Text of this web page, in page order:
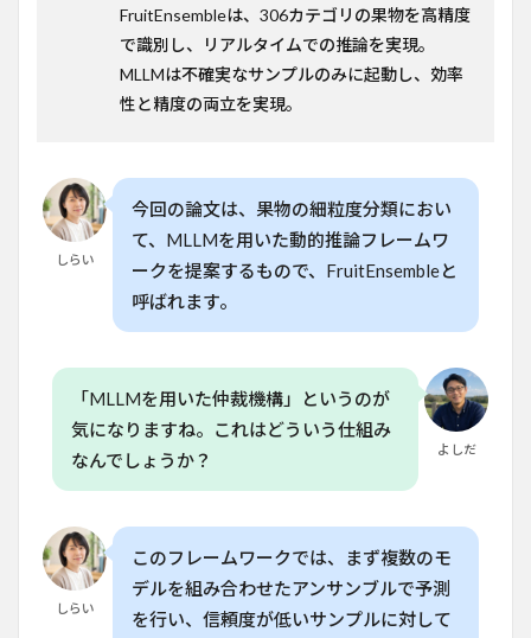
FruitEnsembleは、306カテゴリの果物を高精度
で識別し、リアルタイムでの推論を実現。
MLLMは不確実なサンプルのみに起動し、効率
性と精度の両立を実現。
しらい
今回の論文は、果物の細粒度分類におい
て、MLLMを用いた動的推論フレームワ
ークを提案するもので、FruitEnsembleと
呼ばれます。
よしだ
「MLLMを用いた仲裁機構」というのが
気になりますね。これはどういう仕組み
なんでしょうか？
しらい
このフレームワークでは、まず複数のモ
デルを組み合わせたアンサンブルで予測
を行い、信頼度が低いサンプルに対して